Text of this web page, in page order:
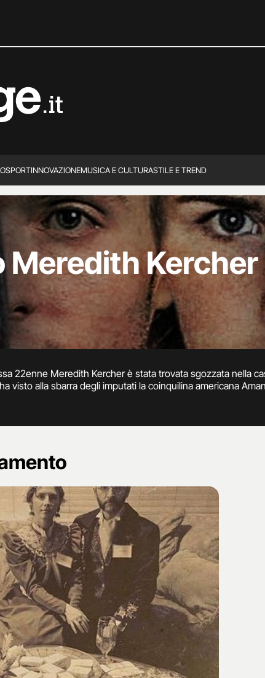
SPORTINNOVAZIONEMUSICA E CULTURASTILE E TREND
Meredith Kercher
22enne Meredith Kercher è stata trovata sgozzata nella
visto alla sbarra degli imputati la coinquilina americana
in concorso con ignoti è stato l'ivoriano Rudy